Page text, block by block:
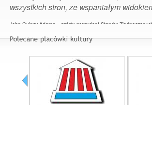
wszystkich stron, ze wspaniałym
John Quincy Adams – szósty prezydent Stanów